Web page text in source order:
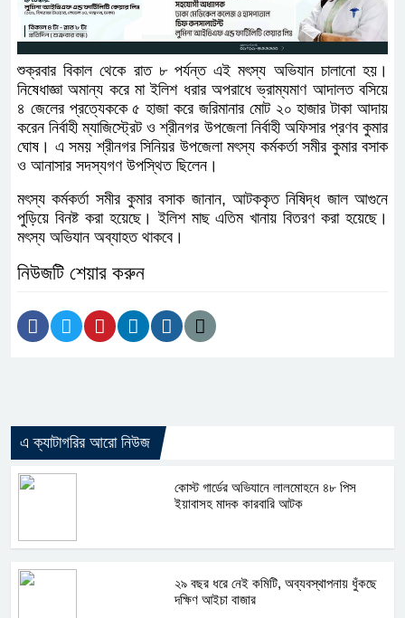
শুক্রবার বিকাল থেকে রাত ৮ পর্যন্ত এই মৎস্য অভিযান চালানো হয়।
নিষেধাজ্ঞা অমান্য করে মা ইলিশ ধরার অপরাধে ভ্রাম্যমাণ আদালত বসিয়ে
৪ জেলের প্রত্যেককে ৫ হাজা করে জরিমানার মোট ২০ হাজার টাকা আদায়
করেন নির্বাহী ম্যাজিস্ট্রেট ও শ্রীনগর উপজেলা নির্বাহী অফিসার প্রণব কুমার
ঘোষ। এ সময় শ্রীনগর সিনিয়র উপজেলা মৎস্য কর্মকর্তা সমীর কুমার বসাক
ও আনাসার সদস্যগণ উপস্থিত ছিলেন।
মৎস্য কর্মকর্তা সমীর কুমার বসাক জানান, আটককৃত নিষিদ্ধ জাল আগুনে
পুড়িয়ে বিনষ্ট করা হয়েছে। ইলিশ মাছ এতিম খানায় বিতরণ করা হয়েছে।
মৎস্য অভিযান অব্যাহত থাকবে।
নিউজটি শেয়ার করুন
এ ক্যাটাগরির আরো নিউজ
কোস্ট গার্ডের অভিযানে লালমোহনে ৪৮ পিস
ইয়াবাসহ মাদক কারবারি আটক
২৯ বছর ধরে নেই কমিটি, অব্যবস্থাপনায় ধুঁকছে
দক্ষিণ আইচা বাজার